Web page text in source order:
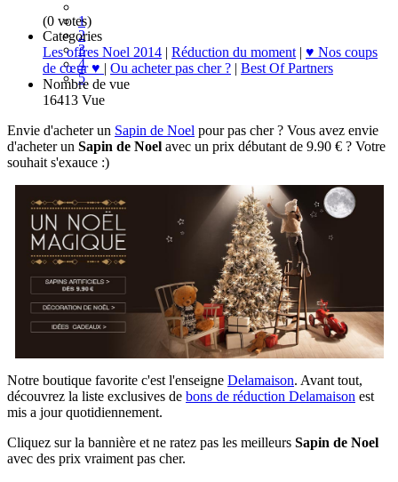
1
2
3
4
5
(0 votes)
Categories
Les offres Noel 2014 | Réduction du moment | ♥ Nos coups
de cœur ♥ | Ou acheter pas cher ? | Best Of Partners
Nombre de vue
16413 Vue
Envie d'acheter un Sapin de Noel pour pas cher ? Vous avez envie
d'acheter un Sapin de Noel avec un prix débutant de 9.90 € ? Votre
souhait s'exauce :)
Notre boutique favorite c'est l'enseigne Delamaison. Avant tout,
découvrez la liste exclusives de bons de réduction Delamaison est
mis a jour quotidiennement.
Cliquez sur la bannière et ne ratez pas les meilleurs Sapin de Noel
avec des prix vraiment pas cher.